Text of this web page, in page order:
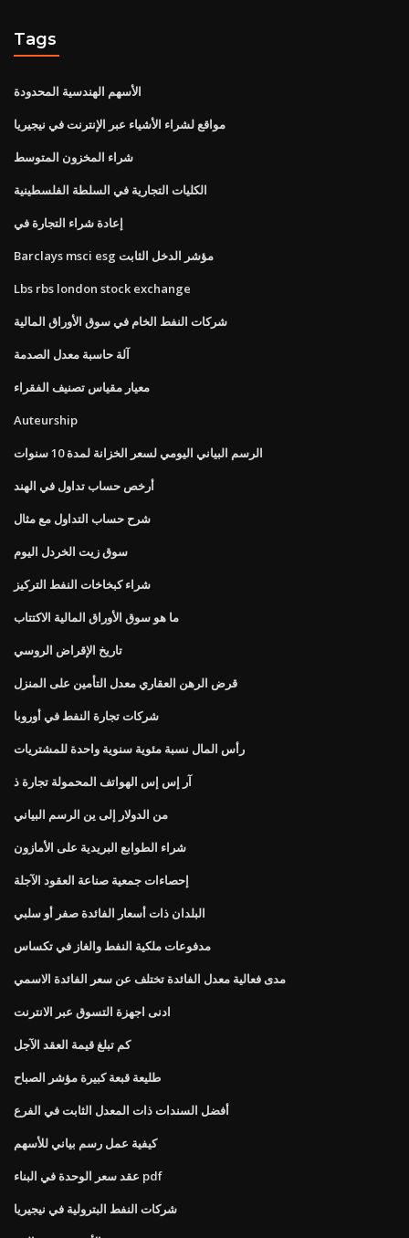
Tags
الأسهم الهندسية المحدودة
مواقع لشراء الأشياء عبر الإنترنت في نيجيريا
شراء المخزون المتوسط
الكليات التجارية في السلطة الفلسطينية
إعادة شراء التجارة في
Barclays msci esg مؤشر الدخل الثابت
Lbs rbs london stock exchange
شركات النفط الخام في سوق الأوراق المالية
آلة حاسبة معدل الصدمة
معيار مقياس تصنيف الفقراء
Auteurship
الرسم البياني اليومي لسعر الخزانة لمدة 10 سنوات
أرخص حساب تداول في الهند
شرح حساب التداول مع مثال
سوق زيت الخردل اليوم
شراء كبخاخات النفط التركيز
ما هو سوق الأوراق المالية الاكتتاب
تاريخ الإقراض الروسي
قرض الرهن العقاري معدل التأمين على المنزل
شركات تجارة النفط في أوروبا
رأس المال نسبة مئوية سنوية واحدة للمشتريات
آر إس إس الهواتف المحمولة تجارة ذ
من الدولار إلى ين الرسم البياني
شراء الطوابع البريدية على الأمازون
إحصاءات جمعية صناعة العقود الآجلة
البلدان ذات أسعار الفائدة صفر أو سلبي
مدفوعات ملكية النفط والغاز في تكساس
مدى فعالية معدل الفائدة تختلف عن سعر الفائدة الاسمي
ادنى اجهزة التسوق عبر الانترنت
كم تبلغ قيمة العقد الآجل
طليعة قبعة كبيرة مؤشر الصباح
أفضل السندات ذات المعدل الثابت في الفرع
كيفية عمل رسم بياني للأسهم
عقد سعر الوحدة في البناء pdf
شركات النفط البترولية في نيجيريا